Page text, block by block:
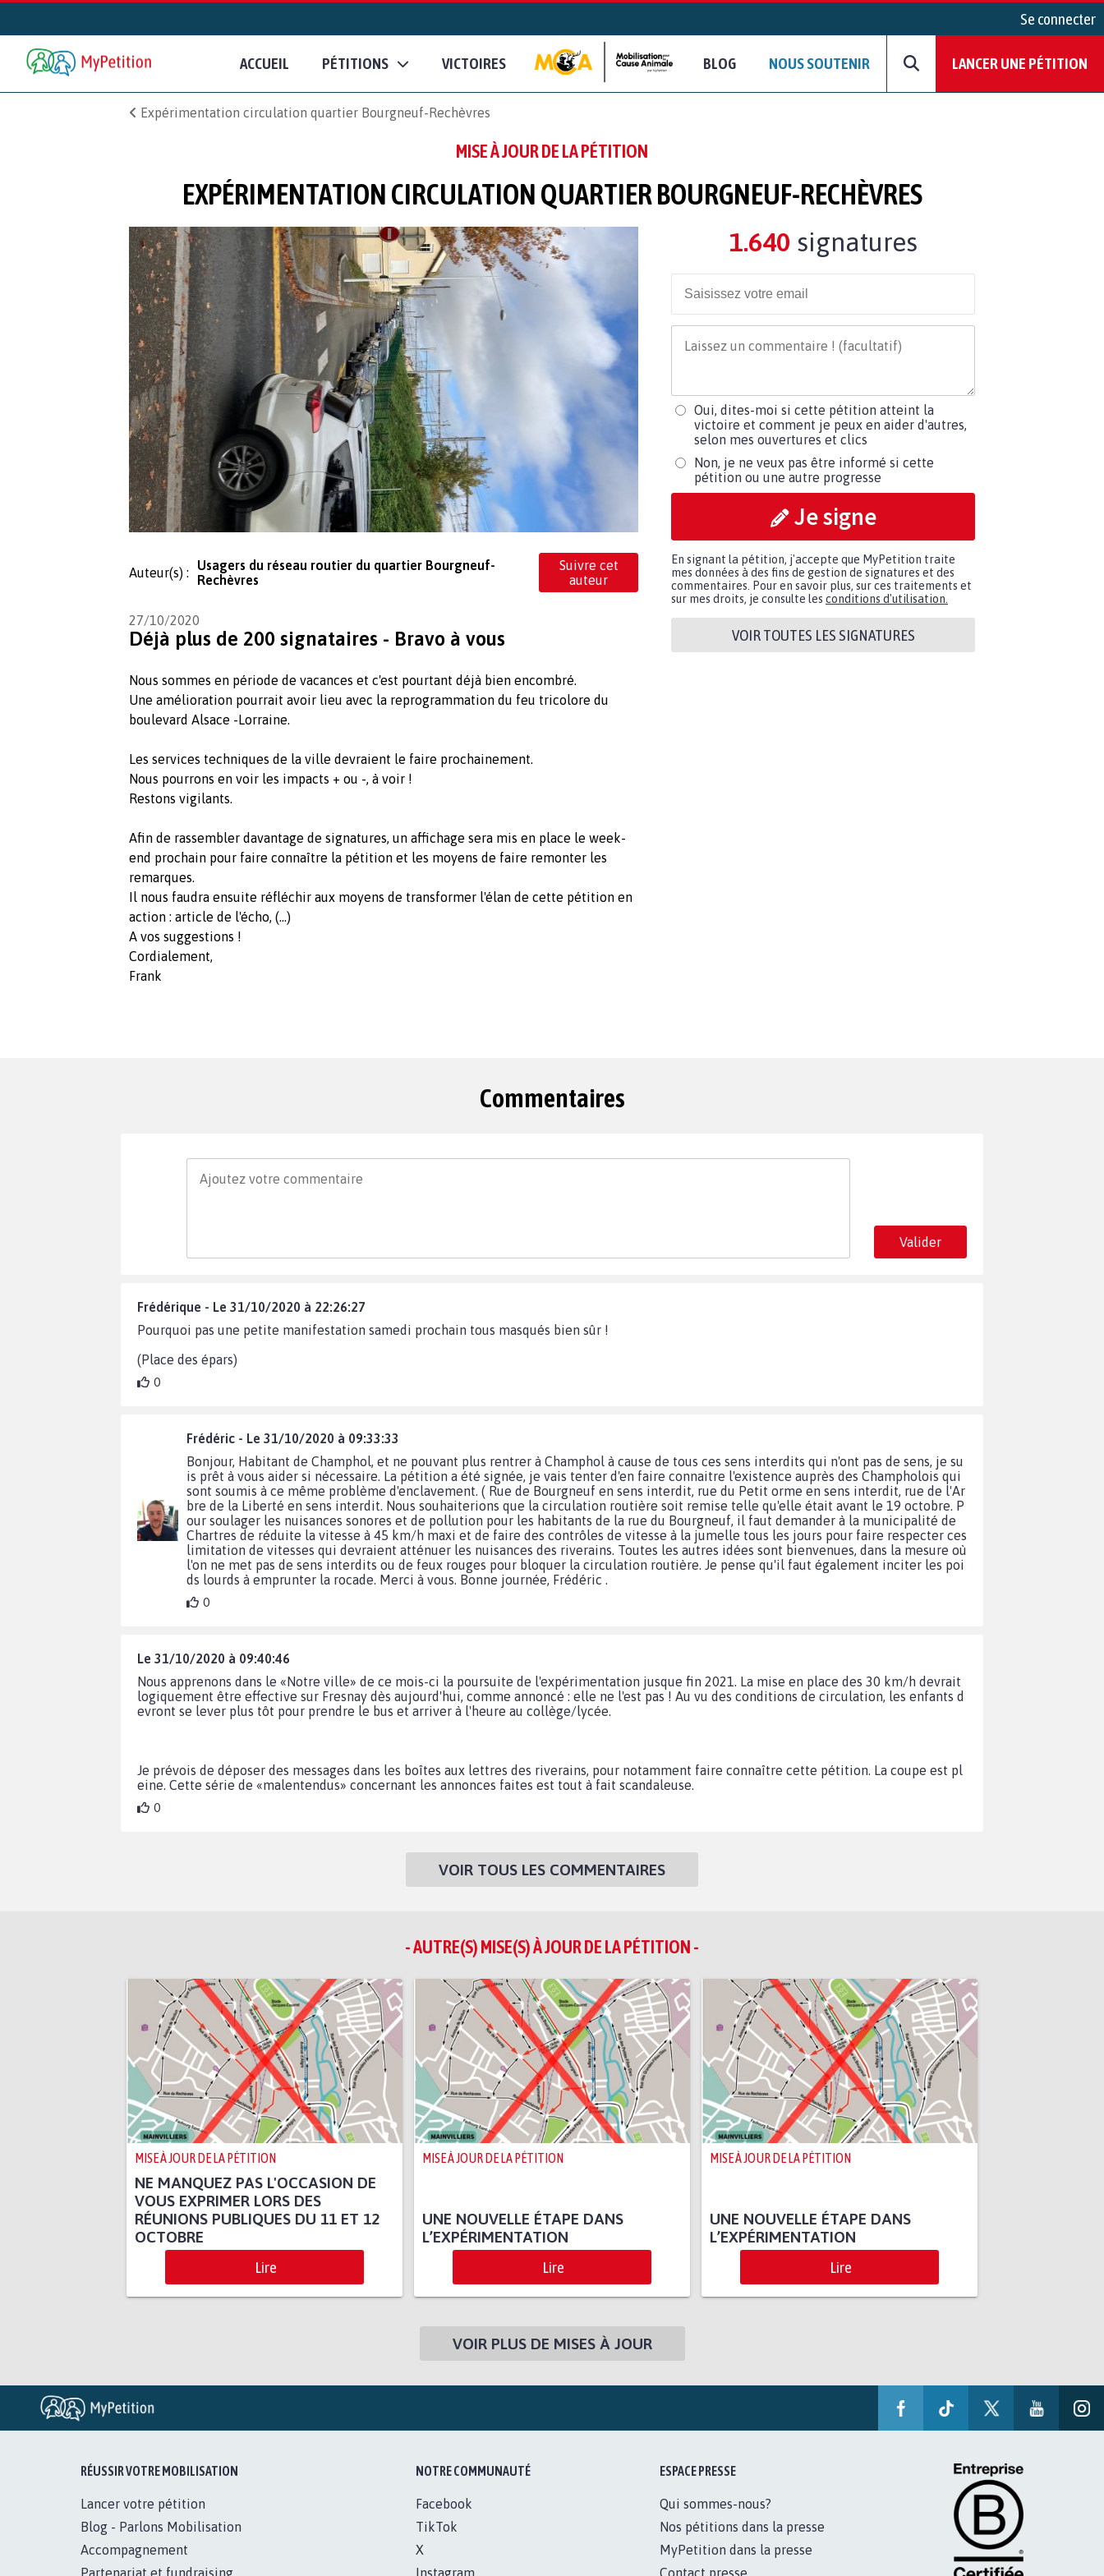
Se connecter
ACCUEIL PÉTITIONS VICTOIRES BLOG NOUS SOUTENIR LANCER UNE PÉTITION
Expérimentation circulation quartier Bourgneuf-Rechèvres
MISE À JOUR DE LA PÉTITION
EXPÉRIMENTATION CIRCULATION QUARTIER BOURGNEUF-RECHÈVRES
Auteur(s) :
Usagers du réseau routier du quartier Bourgneuf-
Rechèvres
Suivre cet
auteur
27/10/2020
Déjà plus de 200 signataires - Bravo à vous
Nous sommes en période de vacances et c'est pourtant déjà bien encombré.
Une amélioration pourrait avoir lieu avec la reprogrammation du feu tricolore du
boulevard Alsace -Lorraine.
Les services techniques de la ville devraient le faire prochainement.
Nous pourrons en voir les impacts + ou -, à voir !
Restons vigilants.
Afin de rassembler davantage de signatures, un affichage sera mis en place le week-
end prochain pour faire connaître la pétition et les moyens de faire remonter les
remarques.
Il nous faudra ensuite réfléchir aux moyens de transformer l'élan de cette pétition en
action : article de l'écho, (...)
A vos suggestions !
Cordialement,
Frank
1.640 signatures
Oui, dites-moi si cette pétition atteint la
victoire et comment je peux en aider d'autres,
selon mes ouvertures et clics
Non, je ne veux pas être informé si cette
pétition ou une autre progresse
Je signe
En signant la pétition, j'accepte que MyPetition traite
mes données à des fins de gestion de signatures et des
commentaires. Pour en savoir plus, sur ces traitements et
sur mes droits, je consulte les conditions d'utilisation.
VOIR TOUTES LES SIGNATURES
Commentaires
Valider
Frédérique - Le 31/10/2020 à 22:26:27
Pourquoi pas une petite manifestation samedi prochain tous masqués bien sûr !
(Place des épars)
0
Frédéric - Le 31/10/2020 à 09:33:33
Bonjour, Habitant de Champhol, et ne pouvant plus rentrer à Champhol à cause de tous ces sens interdits qui n'ont pas de sens, je su
is prêt à vous aider si nécessaire. La pétition a été signée, je vais tenter d'en faire connaitre l'existence auprès des Champholois qui
sont soumis à ce même problème d'enclavement. ( Rue de Bourgneuf en sens interdit, rue du Petit orme en sens interdit, rue de l'Ar
bre de la Liberté en sens interdit. Nous souhaiterions que la circulation routière soit remise telle qu'elle était avant le 19 octobre. P
our soulager les nuisances sonores et de pollution pour les habitants de la rue du Bourgneuf, il faut demander à la municipalité de
Chartres de réduite la vitesse à 45 km/h maxi et de faire des contrôles de vitesse à la jumelle tous les jours pour faire respecter ces
limitation de vitesses qui devraient atténuer les nuisances des riverains. Toutes les autres idées sont bienvenues, dans la mesure où
l'on ne met pas de sens interdits ou de feux rouges pour bloquer la circulation routière. Je pense qu'il faut également inciter les poi
ds lourds à emprunter la rocade. Merci à vous. Bonne journée, Frédéric .
0
Le 31/10/2020 à 09:40:46
Nous apprenons dans le «Notre ville» de ce mois-ci la poursuite de l'expérimentation jusque fin 2021. La mise en place des 30 km/h devrait
logiquement être effective sur Fresnay dès aujourd'hui, comme annoncé : elle ne l'est pas ! Au vu des conditions de circulation, les enfants d
evront se lever plus tôt pour prendre le bus et arriver à l'heure au collège/lycée.
Je prévois de déposer des messages dans les boîtes aux lettres des riverains, pour notamment faire connaître cette pétition. La coupe est pl
eine. Cette série de «malentendus» concernant les annonces faites est tout à fait scandaleuse.
0
VOIR TOUS LES COMMENTAIRES
- AUTRE(S) MISE(S) À JOUR DE LA PÉTITION -
MISE À JOUR DE LA PÉTITION
NE MANQUEZ PAS L'OCCASION DE
VOUS EXPRIMER LORS DES
RÉUNIONS PUBLIQUES DU 11 ET 12
OCTOBRE
Lire
MISE À JOUR DE LA PÉTITION
UNE NOUVELLE ÉTAPE DANS
L’EXPÉRIMENTATION
Lire
MISE À JOUR DE LA PÉTITION
UNE NOUVELLE ÉTAPE DANS
L’EXPÉRIMENTATION
Lire
VOIR PLUS DE MISES À JOUR
RÉUSSIR VOTRE MOBILISATION
Lancer votre pétition
Blog - Parlons Mobilisation
Accompagnement
Partenariat et fundraising
NOTRE COMMUNAUTÉ
Facebook
TikTok
X
Instagram
ESPACE PRESSE
Qui sommes-nous?
Nos pétitions dans la presse
MyPetition dans la presse
Contact presse